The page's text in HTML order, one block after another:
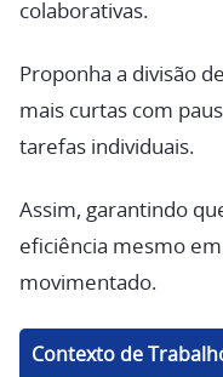
colaborativas.
Proponha a divisão
mais curtas com
tarefas individuais.
Assim, garantindo
eficiência mesmo
movimentado.
Contexto de